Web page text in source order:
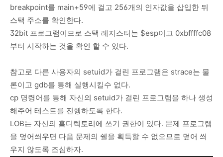
breakpoint를 main+59에 걸고 256개의 인자값을 삽입한 뒤
스택 주소를 확인한다.
32bit 프로그램이므로 스택 레지스터는 $esp이고 0xbffffc08
부터 시작하는 것을 확인 할 수 있다.
참고로 다른 사용자의 setuid가 걸린 프로그램은 strace는 물
론이고 gdb를 통해 실행시킬수 없다.
cp 명령어를 통해 자신의 setuid가 걸린 프로그램을 하나 생성
해주어 테스트를 진행하도록 한다.
LOB는 자신의 홈디렉토리에 쓰기 권한이 있다. 문제 프로그램
을 덮어씌우면 다음 문제의 쉘을 획득할 수 없으므로 덮어 씌
우지 않도록 조심하자.